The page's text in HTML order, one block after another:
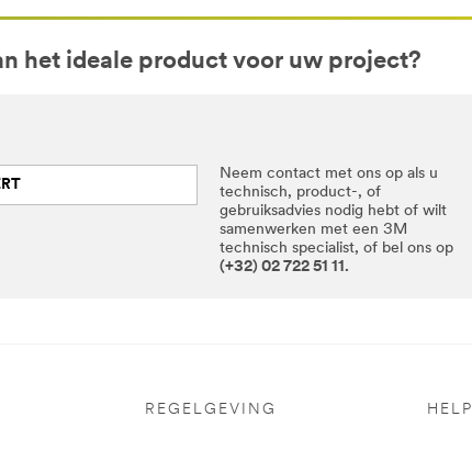
het ideale product voor uw project?
Neem contact met ons op als u
technisch, product-, of
gebruiksadvies nodig hebt of wilt
samenwerken met een 3M
technisch specialist, of bel ons op
(+32) 02 722 51 11.
REGELGEVING HELP